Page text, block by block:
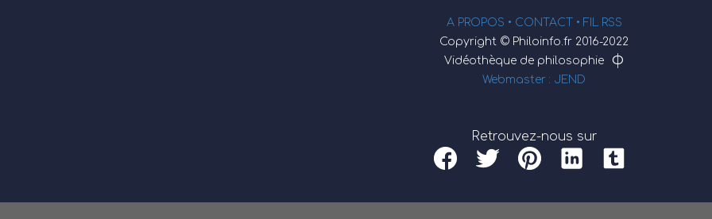
A PROPOS • CONTACT • FIL RSS
Copyright © Philoinfo.fr 2016-2022
Vidéothèque de philosophie
φ
Webmaster : JEND
Retrouvez-nous sur